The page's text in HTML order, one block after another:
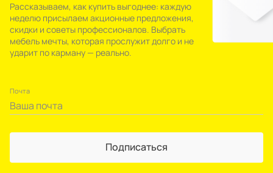
Рассказываем, как купить выгоднее: каждую
неделю присылаем акционные предложения,
скидки и советы профессионалов. Выбрать
мебель мечты, которая прослужит долго и не
ударит по карману — реально.
Почта
Подписаться